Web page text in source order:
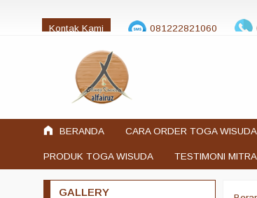
Kontak Kami 081222821060
jualtogawisuda@gmail.com
BERANDA CARA ORDER TOGA WISUDA
PRODUK TOGA WISUDA TESTIMONI
GALLERY